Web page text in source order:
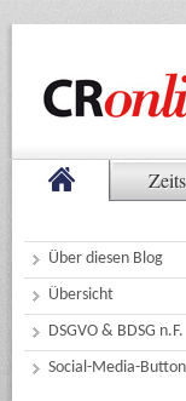
Über diesen Blog
Übersicht
DSGVO & BDSG n.F.
Social-Media-